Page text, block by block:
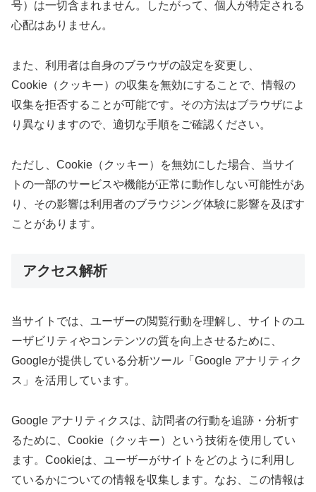
号）は一切含まれません。したがって、個人が特定される
心配はありません。
また、利用者は自身のブラウザの設定を変更し、
Cookie（クッキー）の収集を無効にすることで、情報の
収集を拒否することが可能です。その方法はブラウザによ
り異なりますので、適切な手順をご確認ください。
ただし、Cookie（クッキー）を無効にした場合、当サイ
トの一部のサービスや機能が正常に動作しない可能性があ
り、その影響は利用者のブラウジング体験に影響を及ぼす
ことがあります。
アクセス解析
当サイトでは、ユーザーの閲覧行動を理解し、サイトのユ
ーザビリティやコンテンツの質を向上させるために、
Googleが提供している分析ツール「Google アナリティク
ス」を活用しています。
Google アナリティクスは、訪問者の行動を追跡・分析す
るために、Cookie（クッキー）という技術を使用してい
ます。Cookieは、ユーザーがサイトをどのように利用し
ているかについての情報を収集します。なお、この情報は